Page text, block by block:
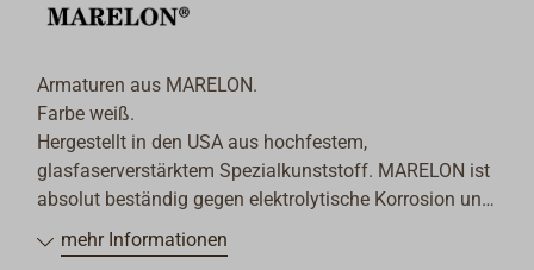
Armaturen aus MARELON.
Farbe weiß.
Hergestellt in den USA aus hochfestem,
glasfaserverstärktem Spezialkunststoff. MARELON ist
absolut beständig gegen elektrolytische Korrosion und
damit besonders gut geeignet für Aluminium- und
Stahlrümpfe. MARELON ist beständig gegen Öl, Diesel,
mehr Informationen